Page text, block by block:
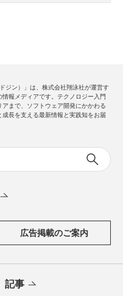
ジン）」は、株式会社翔泳社が運営す
情報メディアです。テクノロジー入門
まで、ソフトウェア開発にかかわる
長を支える最新情報と実践知をお届
広告掲載のご案内
記事